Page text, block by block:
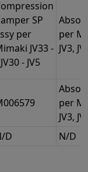
SP
per
JV33 -
- JV5
per
JV3,
per
JV3,
D N/D